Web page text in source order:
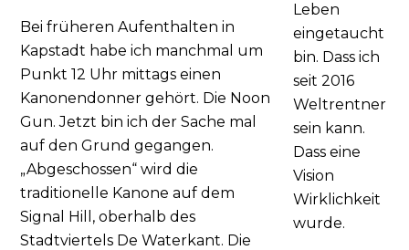
Bei früheren Aufenthalten in
Kapstadt habe ich manchmal um
Punkt 12 Uhr mittags einen
Kanonendonner gehört. Die Noon
Gun. Jetzt bin ich der Sache mal
auf den Grund gegangen.
„Abgeschossen“ wird die
traditionelle Kanone auf dem
Signal Hill, oberhalb des
Stadtviertels De Waterkant. Die
Leben
eingetaucht
bin. Dass ich
seit 2016
Weltrentner
sein kann.
Dass eine
Vision
Wirklichkeit
wurde.